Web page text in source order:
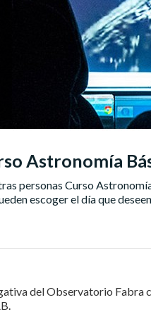
Astronomía
personas Curso
escoger el día que
del Observatorio Fabra